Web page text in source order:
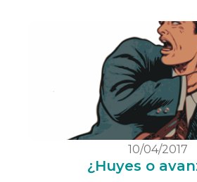
10/04/2017
¿Huyes o